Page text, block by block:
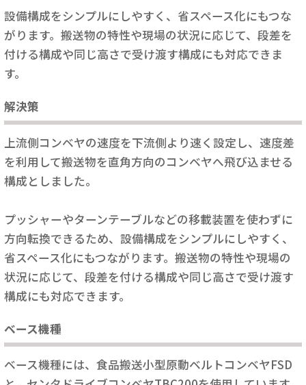
設備構成をシンプルにしやすく、省スペース化にもつな
がります。搬送物の特性や現場の状況に応じて、段差を
付ける構成や同じ高さで受け渡す構成にも対応できま
す。
解決策
上流側コンベヤの速度を下流側より速く設定し、速度差
を利用して搬送物を直角方向のコンベヤへ飛び込ませる
構成としました。
プッシャーやターンテーブルなどの移載装置を使わずに
方向転換できるため、設備構成をシンプルにしやすく、
省スペース化にもつながります。搬送物の特性や現場の
状況に応じて、段差を付ける構成や同じ高さで受け渡す
構成にも対応できます。
ベース機種
ベース機種には、食品搬送小型原動ベルトコンベヤFSD